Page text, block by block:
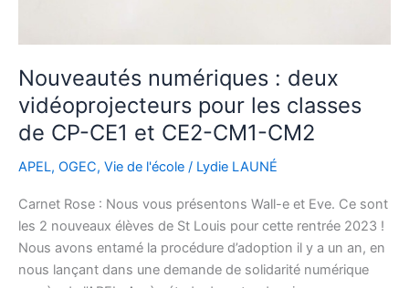
Nouveautés numériques : deux
vidéoprojecteurs pour les classes
de CP-CE1 et CE2-CM1-CM2
APEL, OGEC, Vie de l'école / Lydie LAUNÉ
Carnet Rose : Nous vous présentons Wall-e et Eve. Ce sont
les 2 nouveaux élèves de St Louis pour cette rentrée 2023 !
Nous avons entamé la procédure d’adoption il y a un an, en
nous lançant dans une demande de solidarité numérique